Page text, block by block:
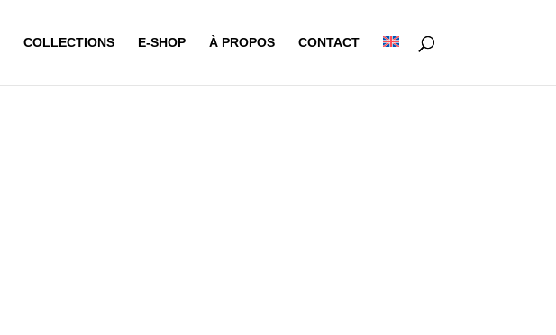
COLLECTIONS E-SHOP À PROPOS CONTACT